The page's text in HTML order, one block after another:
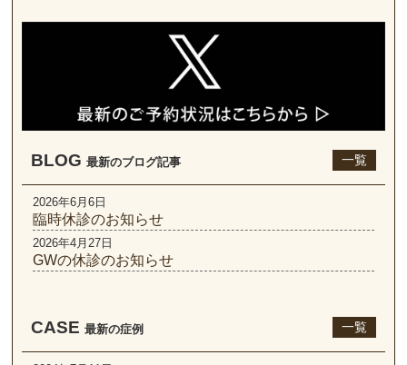
BLOG 最新のブログ記事 一覧
2026年6月6日
臨時休診のお知らせ
2026年4月27日
GWの休診のお知らせ
CASE 最新の症例 一覧